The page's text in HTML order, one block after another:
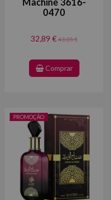
0470
32,89 €43,05 €
Comprar
PROMOÇÃO